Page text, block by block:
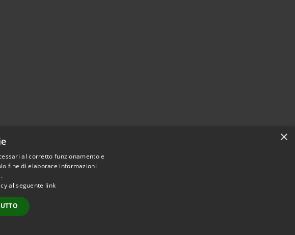
2026 • Comune di Ragogna • Powered by
×
al corretto funzionamento e
fine di elaborare informazioni
al seguente link